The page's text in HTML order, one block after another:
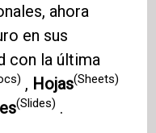
ahora
en sus
con la última
, Hojas(Sheets)
(Slides) .